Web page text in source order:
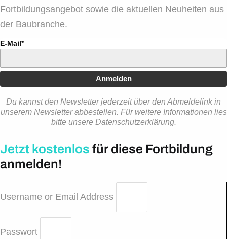
Fortbildungsangebot sowie die aktuellen Neuheiten aus
der Baubranche.
E-Mail*
Anmelden
Du kannst den Newsletter jederzeit über den Abmeldelink in
unserem Newsletter abbestellen. Für weitere Informationen lies
bitte unsere Datenschutzerklärung.
Jetzt kostenlos für diese Fortbildung
anmelden!
Username or Email Address
Passwort